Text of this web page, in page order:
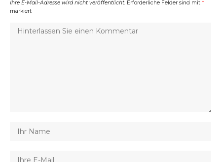
Ihre E-Mail-Adresse wird nicht veröffentlicht. Erforderliche Felder sind mit *
markiert